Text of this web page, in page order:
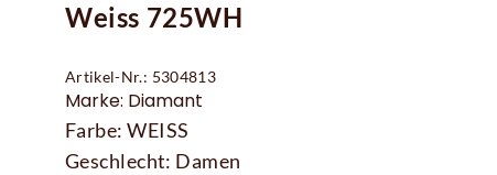
Weiss 725WH
Artikel-Nr.: 5304813
Marke: Diamant
Farbe: WEISS
Geschlecht: Damen